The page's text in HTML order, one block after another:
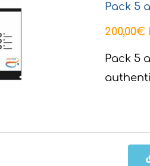
Pack 5
Pack 5